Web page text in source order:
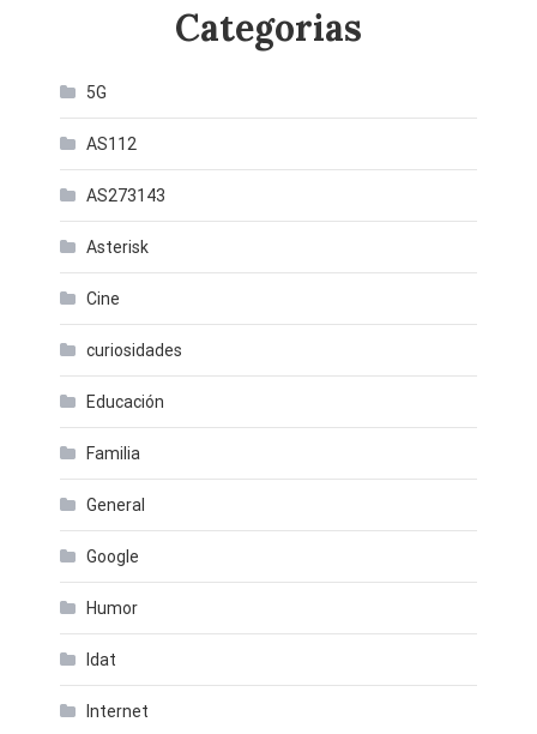
Categorias
5G
AS112
AS273143
Asterisk
Cine
curiosidades
Educación
Familia
General
Google
Humor
Idat
Internet